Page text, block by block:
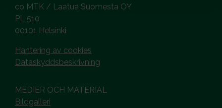
co MTK / Laatua Suomesta OY
PL 510
00101 Helsinki
Hantering av cookies
Dataskyddsbeskrivning
MEDIER OCH MATERIAL
Bildgalleri